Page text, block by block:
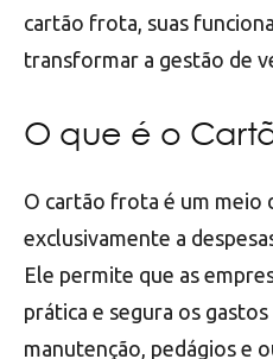
cartão frota, suas
transformar a gestão de
O que é o
O cartão frota é um meio
exclusivamente a
Ele permite que as
prática e segura os
manutenção, pedágios e